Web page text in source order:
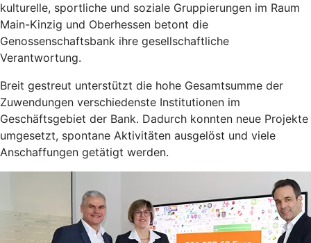
kulturelle, sportliche und soziale Gruppierungen im Raum
Main-Kinzig und Oberhessen betont die
Genossenschaftsbank ihre gesellschaftliche
Verantwortung.
Breit gestreut unterstützt die hohe Gesamtsumme der
Zuwendungen verschiedenste Institutionen im
Geschäftsgebiet der Bank. Dadurch konnten neue Projekte
umgesetzt, spontane Aktivitäten ausgelöst und viele
Anschaffungen getätigt werden.